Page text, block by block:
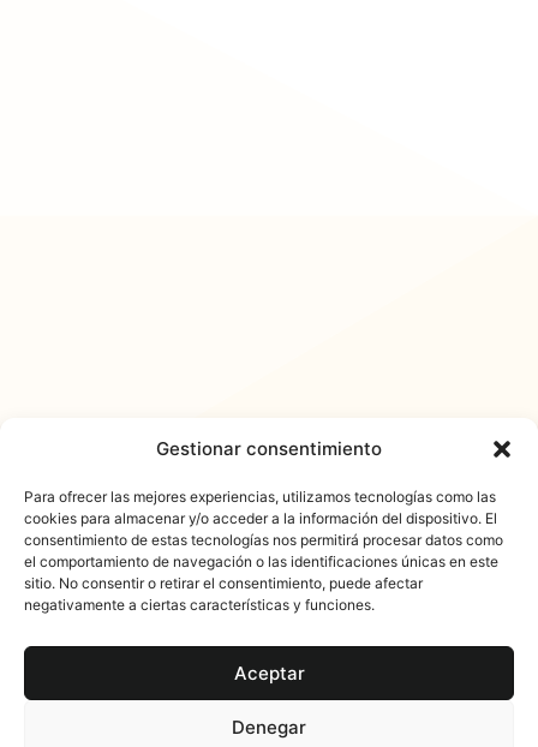
Gestionar consentimiento
Para ofrecer las mejores experiencias, utilizamos tecnologías como las
cookies para almacenar y/o acceder a la información del dispositivo. El
consentimiento de estas tecnologías nos permitirá procesar datos como
el comportamiento de navegación o las identificaciones únicas en este
sitio. No consentir o retirar el consentimiento, puede afectar
negativamente a ciertas características y funciones.
Aceptar
Denegar
𐓏FlashActual